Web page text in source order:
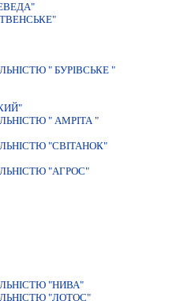
" БУРIВСЬКЕ "
" АМРIТА "
"СВІТАНОК"
"АГРОС"
"НИВА"
"ЛОТОС"